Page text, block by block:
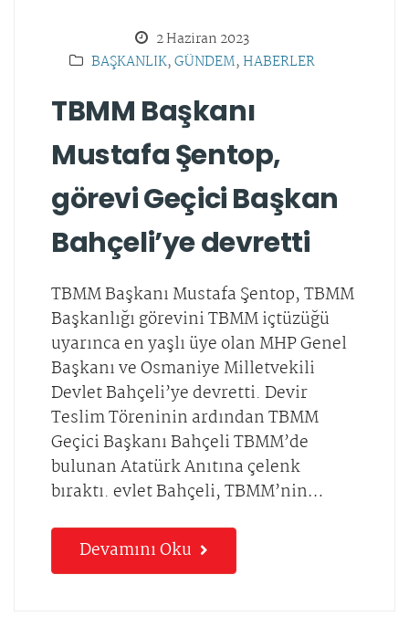
2 Haziran 2023
BAŞKANLIK,GÜNDEM,HABERLER
TBMM Başkanı
Mustafa Şentop,
görevi Geçici Başkan
Bahçeli’ye devretti
TBMM Başkanı Mustafa Şentop, TBMM
Başkanlığı görevini TBMM içtüzüğü
uyarınca en yaşlı üye olan MHP Genel
Başkanı ve Osmaniye Milletvekili
Devlet Bahçeli’ye devretti. Devir
Teslim Töreninin ardından TBMM
Geçici Başkanı Bahçeli TBMM’de
bulunan Atatürk Anıtına çelenk
bıraktı. evlet Bahçeli, TBMM’nin…
Devamını Oku